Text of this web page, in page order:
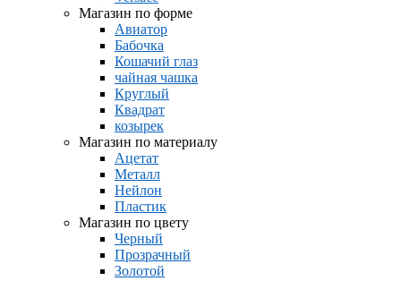
Магазин по форме
Авиатор
Бабочка
Кошачий глаз
чайная чашка
Круглый
Квадрат
козырек
Магазин по материалу
Ацетат
Металл
Нейлон
Пластик
Магазин по цвету
Черный
Прозрачный
Золотой